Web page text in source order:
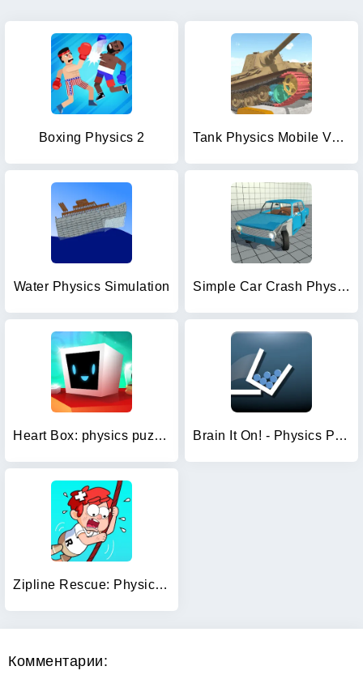
Boxing Physics 2 Tank Physics Mobile Vol.3
Water Physics Simulation Simple Car Crash Physics Sim
Heart Box: physics puzzle game Brain It On! - Physics Puzzles
Zipline Rescue: Physics Game
Комментарии: